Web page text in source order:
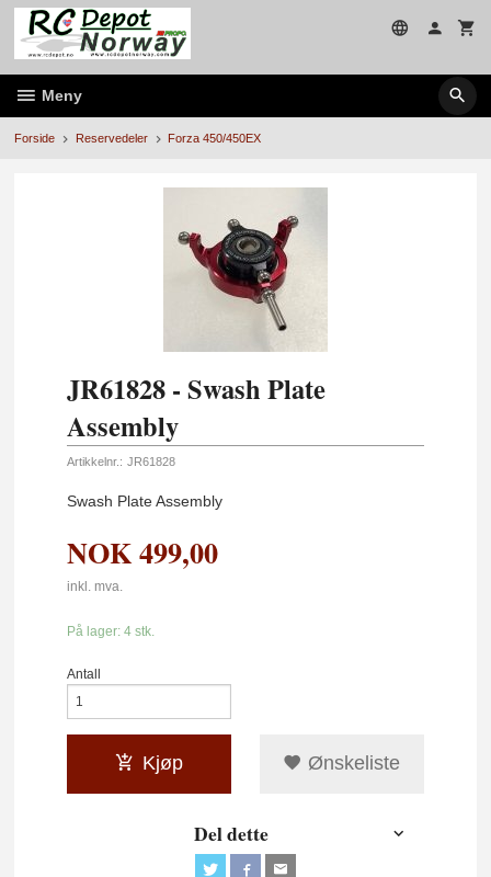
Gå
innholdet
Meny
Forside Reservedeler Forza 450/450EX
JR61828 - Swash Plate
Assembly
Artikkelnr.: JR61828
Swash Plate Assembly
NOK499,00
inkl. mva.
På lager: 4 stk.
Antall
Kjøp Ønskeliste
Del dette